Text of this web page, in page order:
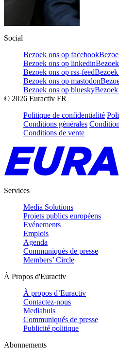
Social
Bezoek ons op facebook
Bezoek ons op linkedin
Bezoek ons op rss-feed
Bezoek ons op mastodon
Bezoek ons op bluesky
© 2026 Euractiv FR
Politique de confidentialité
Conditions générales
Conditions de vente
Services
Media Solutions
Projets publics européens
Evénements
Emplois
Agenda
Communiqués de presse
Members’ Circle
À Propos d'Euractiv
À propos d’Euractiv
Contactez-nous
Mediahuis
Communiqués de presse
Publicité politique
Abonnements